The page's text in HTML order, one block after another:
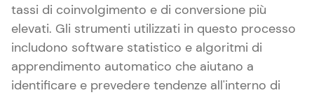
tassi di coinvolgimento e di conversione più
elevati. Gli strumenti utilizzati in questo processo
includono software statistico e algoritmi di
apprendimento automatico che aiutano a
identificare e prevedere tendenze all'interno di